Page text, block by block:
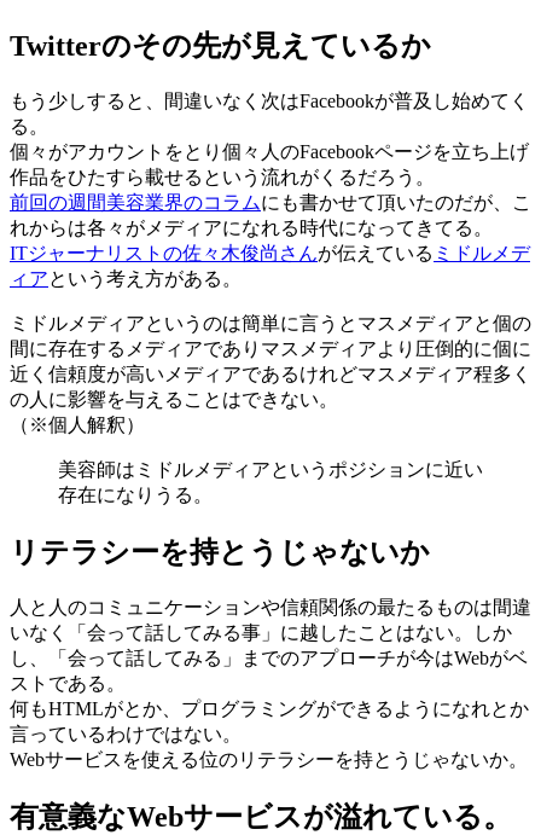
Twitterのその先が見えているか
もう少しすると、間違いなく次はFacebookが普及し始めてく
る。
個々がアカウントをとり個々人のFacebookページを立ち上げ
作品をひたすら載せるという流れがくるだろう。
前回の週間美容業界のコラムにも書かせて頂いたのだが、こ
れからは各々がメディアになれる時代になってきてる。
ITジャーナリストの佐々木俊尚さんが伝えている ミドルメデ
ィアという考え方がある。
ミドルメディアというのは簡単に言うとマスメディアと個の
間に存在するメディアでありマスメディアより圧倒的に個に
近く信頼度が高いメディアであるけれどマスメディア程多く
の人に影響を与えることはできない。
（※個人解釈）
美容師はミドルメディアというポジションに近い
存在になりうる。
リテラシーを持とうじゃないか
人と人のコミュニケーションや信頼関係の最たるものは間違
いなく「会って話してみる事」に越したことはない。しか
し、「会って話してみる」までのアプローチが今はWebがベ
ストである。
何もHTMLがとか、プログラミングができるようになれとか
言っているわけではない。
Webサービスを使える位のリテラシーを持とうじゃないか。
有意義なWebサービスが溢れている。